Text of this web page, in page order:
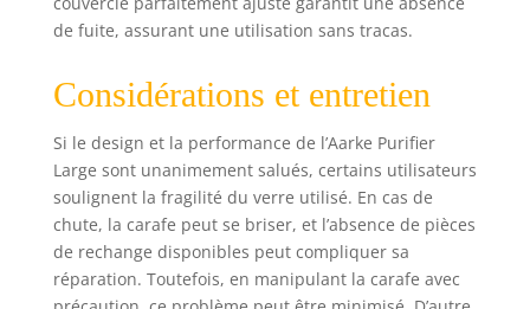
de fuite, assurant une utilisation sans tracas.
Considérations et entretien
Si le design et la performance de l’Aarke Purifier
Large sont unanimement salués, certains utilisateurs
soulignent la fragilité du verre utilisé. En cas de
chute, la carafe peut se briser, et l’absence de pièces
de rechange disponibles peut compliquer sa
réparation. Toutefois, en manipulant la carafe avec